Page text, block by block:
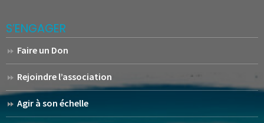
S’ENGAGER
Faire un Don
Rejoindre l’association
Agir à son échelle